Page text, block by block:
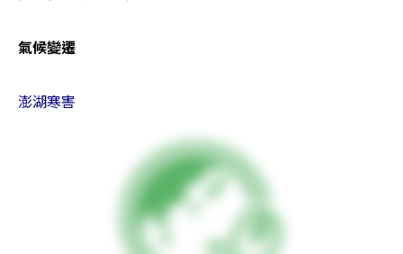
氣候變遷
澎湖寒害